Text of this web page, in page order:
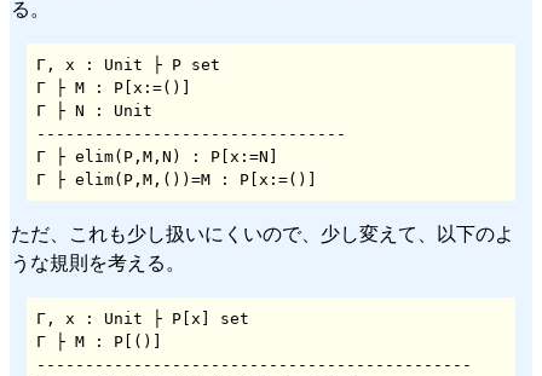
る。
Γ, x : Unit ├ P set
Γ ├ M : P[x:=()]
Γ ├ N : Unit
--------------------------------
Γ ├ elim(P,M,N) : P[x:=N]
Γ ├ elim(P,M,())=M : P[x:=()]
ただ、これも少し扱いにくいので、少し変えて、以下のよ
うな規則を考える。
Γ, x : Unit ├ P[x] set
Γ ├ M : P[()]
---------------------------------------------